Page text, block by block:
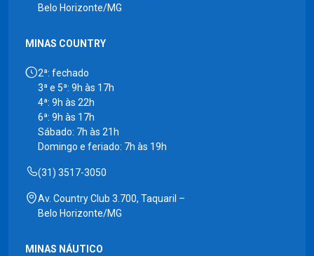
Belo Horizonte/MG
MINAS COUNTRY
2ª: fechado
3ª e 5ª: 9h às 17h
4ª: 9h às 22h
6ª: 9h às 17h
Sábado: 7h às 21h
Domingo e feriado: 7h às 19h
(31) 3517-3050
Av. Country Club 3.700, Taquaril –
Belo Horizonte/MG
MINAS NÁUTICO